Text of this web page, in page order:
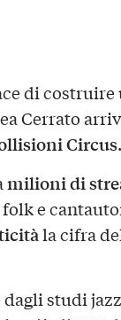
di costruire
Cerrato
Circus.
milioni di
e
la cifra
studi